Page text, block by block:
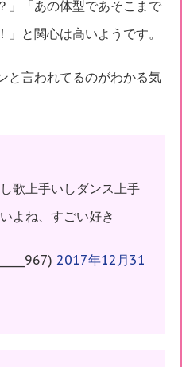
」「あの体型であそこまで
と関心は高いようです。
と言われてるのがわかる気
歌上手いしダンス上手
よね、すごい好き
2017年12月31